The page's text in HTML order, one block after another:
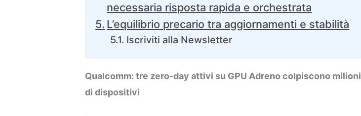
necessaria risposta rapida e orchestrata
L’equilibrio precario tra aggiornamenti e stabilità
Iscriviti alla Newsletter
Qualcomm: tre zero-day attivi su GPU Adreno colpiscono milioni
di dispositivi